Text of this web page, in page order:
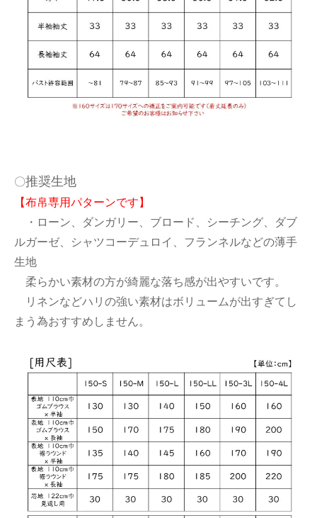
〇推奨生地
【布帛専用パターンです】
・ローン、ダンガリー、ブロード、シーチング、ダブ
ルガーゼ、シャツコーデュロイ、フランネルなどの薄手
生地
柔らかい素材の方が綺麗な落ち感が出やすいです。
リネンなどハリの強い素材はボリュームが出すぎてし
まう為おすすめしません。